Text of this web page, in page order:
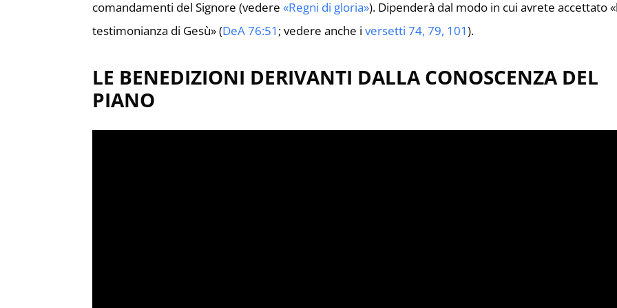
comandamenti del Signore (vedere«Regni di gloria»). Dipenderà dal modo in cui avrete accettato
testimonianza di Gesù» (DeA 76:51 ; vedere anche iversetti 74, 79, 101).
LE BENEDIZIONI DERIVANTI DALLA CONOSCENZA DEL
PIANO